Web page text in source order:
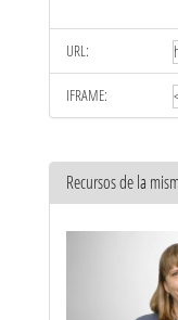
URL:
IFRAME:
Recursos de la